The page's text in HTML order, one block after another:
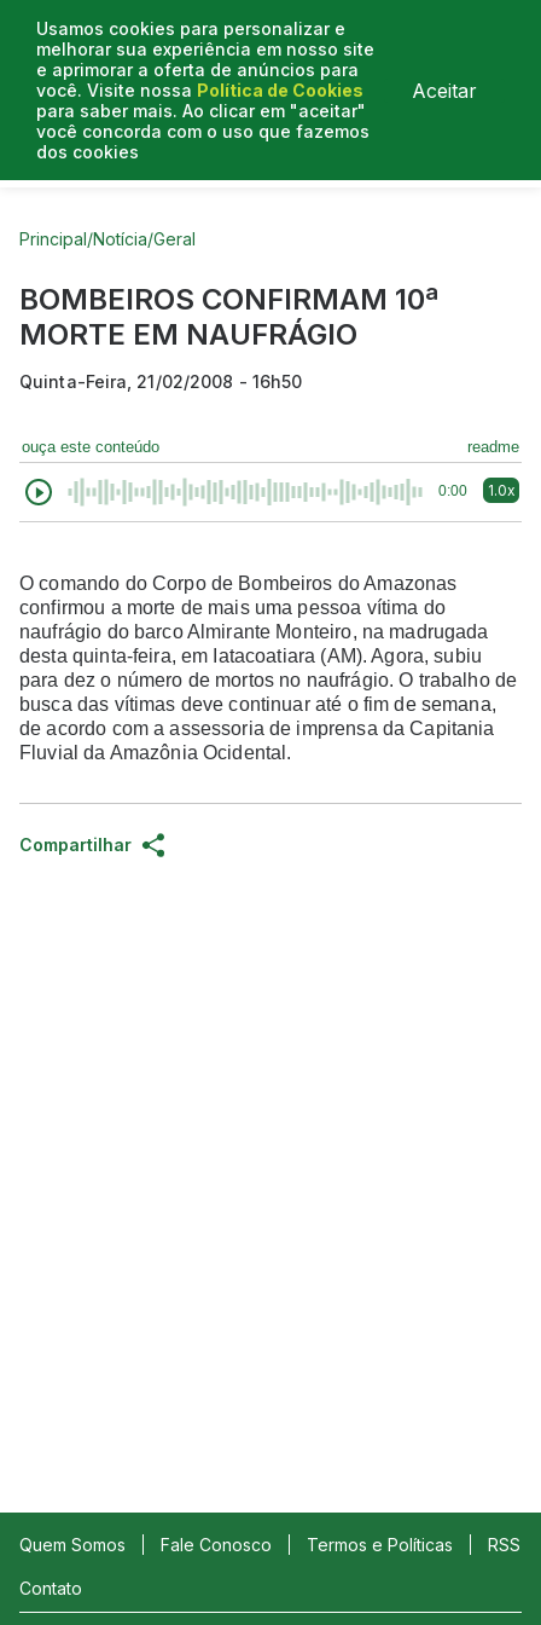
Usamos cookies para personalizar e
melhorar sua experiência em nosso site
e aprimorar a oferta de anúncios para
você. Visite nossa Política de Cookies
para saber mais. Ao clicar em "aceitar"
você concorda com o uso que fazemos
dos cookies
Aceitar
Curtas do Poder
Principal/Notícia/Geral
BOMBEIROS CONFIRMAM 10ª
MORTE EM NAUFRÁGIO
Quinta-Feira, 21/02/2008 - 16h50
ouça este conteúdo readme
0:00 1.0x
O comando do Corpo de Bombeiros do Amazonas
confirmou a morte de mais uma pessoa vítima do
naufrágio do barco Almirante Monteiro, na madrugada
desta quinta-feira, em Iatacoatiara (AM). Agora, subiu
para dez o número de mortos no naufrágio. O trabalho de
busca das vítimas deve continuar até o fim de semana,
de acordo com a assessoria de imprensa da Capitania
Fluvial da Amazônia Ocidental.
Compartilhar
Quem Somos Fale Conosco Termos e Políticas RSS
Contato